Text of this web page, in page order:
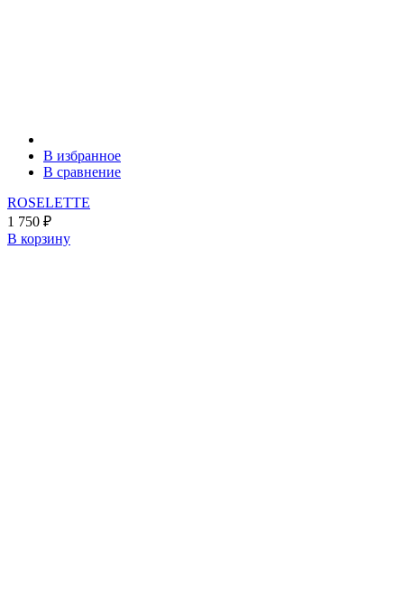
В избранное
В сравнение
ROSELETTE
1 750 ₽
В корзину